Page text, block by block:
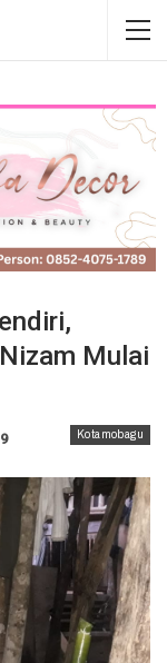
Mulai
Kotamobagu